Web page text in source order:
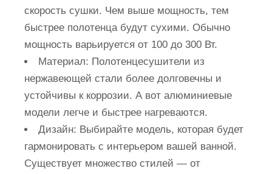
скорость сушки. Чем выше мощность, тем
быстрее полотенца будут сухими. Обычно
мощность варьируется от 100 до 300 Вт.
Материал: Полотенцесушители из
нержавеющей стали более долговечны и
устойчивы к коррозии. А вот алюминиевые
модели легче и быстрее нагреваются.
Дизайн: Выбирайте модель, которая будет
гармонировать с интерьером вашей ванной.
Существует множество стилей — от